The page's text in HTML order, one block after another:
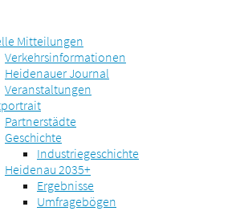
Mitteilungen
Verkehrsinformationen
Heidenauer Journal
Veranstaltungen
Partnerstädte
Geschichte
Industriegeschichte
Heidenau 2035+
Ergebnisse
Umfragebögen